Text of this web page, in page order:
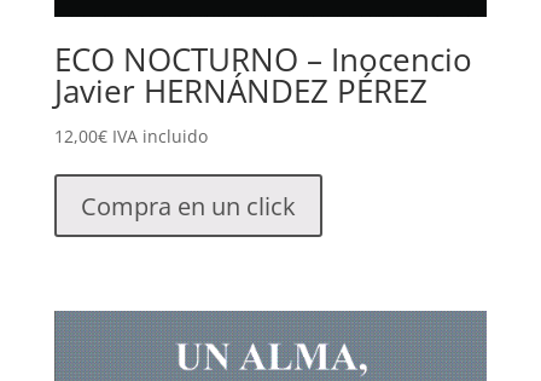
ECO NOCTURNO – Inocencio
Javier HERNÁNDEZ PÉREZ
12,00€ IVA incluido
Compra en un click